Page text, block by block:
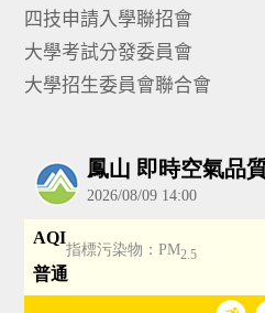
四技申請入學聯招會
大學考試分發委員會
大學招生委員會聯合會